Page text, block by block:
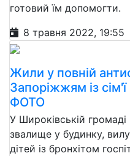
готовий їм допомогти.
8 травня 2022, 19:55
Жили у повній
Запоріжжям із
ФОТО
У Широківській громаді
звалище у будинку,
дітей із бронхітом